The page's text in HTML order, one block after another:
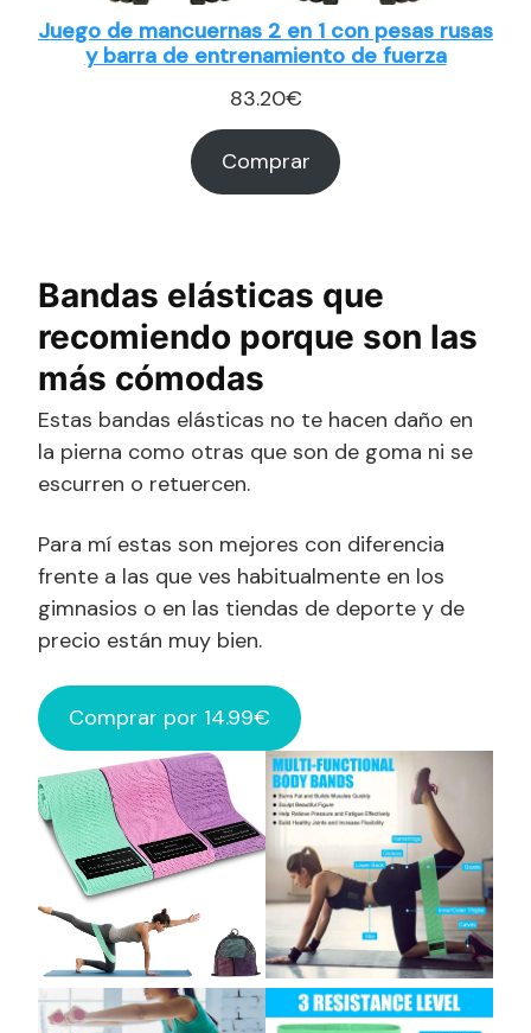
Juego de mancuernas 2 en 1 con pesas rusas
y barra de entrenamiento de fuerza
83.20€
Comprar
Bandas elásticas que
recomiendo porque son las
más cómodas
Estas bandas elásticas no te hacen daño en
la pierna como otras que son de goma ni se
escurren o retuercen.
Para mí estas son mejores con diferencia
frente a las que ves habitualmente en los
gimnasios o en las tiendas de deporte y de
precio están muy bien.
Comprar por 14.99€